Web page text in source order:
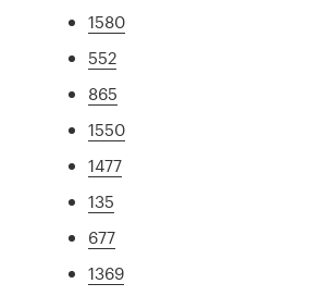
1580
552
865
1550
1477
135
677
1369